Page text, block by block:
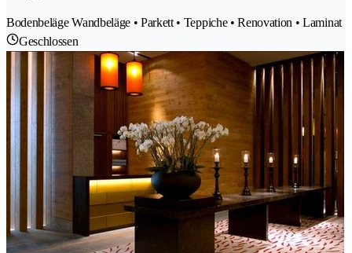
Bodenbeläge Wandbeläge • Parkett • Teppiche • Renovation • Laminat
Geschlossen